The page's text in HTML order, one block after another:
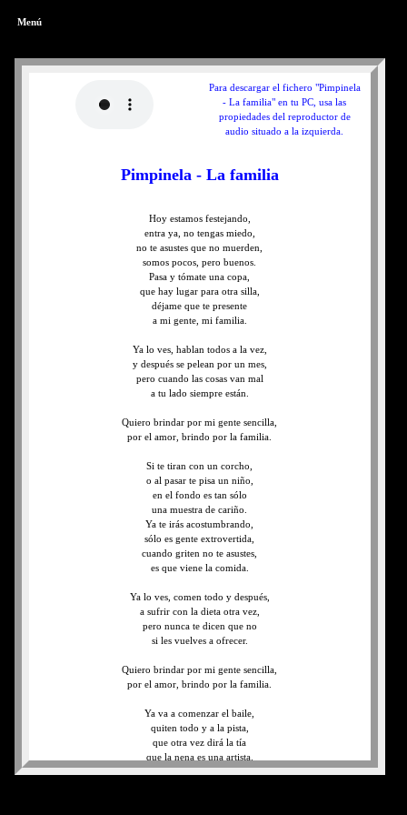
Menú
Para descargar el fichero "Pimpinela
- La familia" en tu PC, usa las
propiedades del reproductor de
audio situado a la izquierda.
Pimpinela - La familia
Hoy estamos festejando,
entra ya, no tengas miedo,
no te asustes que no muerden,
somos pocos, pero buenos.
Pasa y tómate una copa,
que hay lugar para otra silla,
déjame que te presente
a mi gente, mi familia.
Ya lo ves, hablan todos a la vez,
y después se pelean por un mes,
pero cuando las cosas van mal
a tu lado siempre están.
Quiero brindar por mi gente sencilla,
por el amor, brindo por la familia.
Si te tiran con un corcho,
o al pasar te pisa un niño,
en el fondo es tan sólo
una muestra de cariño.
Ya te irás acostumbrando,
sólo es gente extrovertida,
cuando griten no te asustes,
es que viene la comida.
Ya lo ves, comen todo y después,
a sufrir con la dieta otra vez,
pero nunca te dicen que no
si les vuelves a ofrecer.
Quiero brindar por mi gente sencilla,
por el amor, brindo por la familia.
Ya va a comenzar el baile,
quiten todo y a la pista,
que otra vez dirá la tía
que la nena es una artista.
Ves que yo te lo decía,